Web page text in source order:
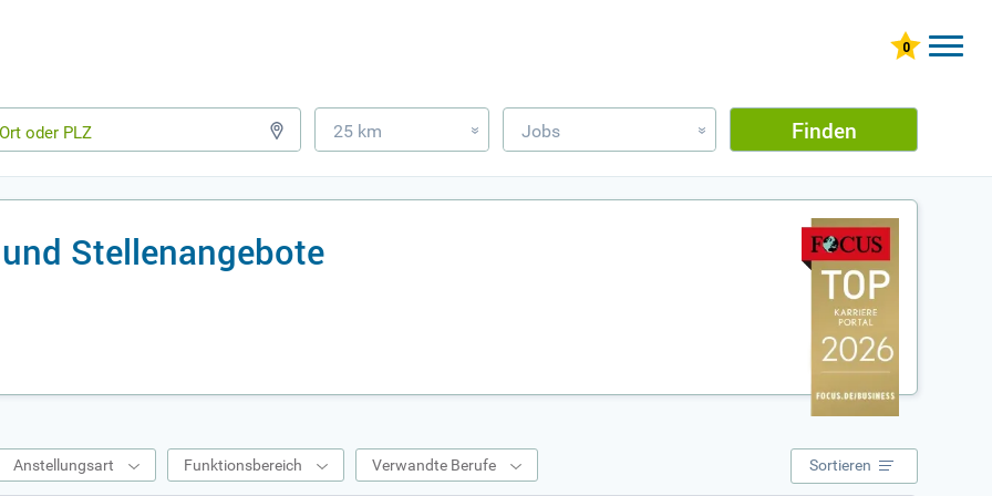
25 km » Jobs » Finden
Stellenangebote
Anstellungsart Funktionsbereich Verwandte Berufe Sortieren